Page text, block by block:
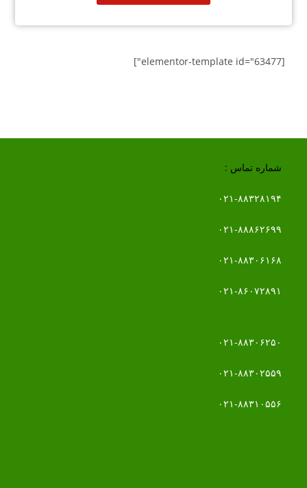
[elementor-template id="63477"]
شماره تماس :
۰۲۱-۸۸۳۲۸۱۹۴
۰۲۱-۸۸۸۶۲۶۹۹
۰۲۱-۸۸۳۰۶۱۶۸
۰۲۱-۸۶۰۷۲۸۹۱
۰۲۱-۸۸۳۰۶۲۵۰
۰۲۱-۸۸۳۰۲۵۵۹
۰۲۱-۸۸۳۱۰۵۵۶